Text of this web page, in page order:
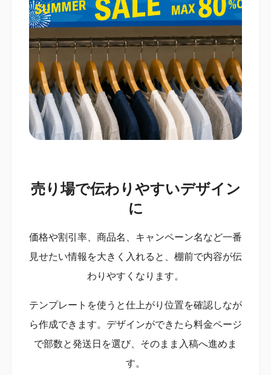
売り場で伝わりやすいデザイン
に
価格や割引率、商品名、キャンペーン名など一番
見せたい情報を大きく入れると、棚前で内容が伝
わりやすくなります。
テンプレートを使うと仕上がり位置を確認しなが
ら作成できます。デザインができたら料金ページ
で部数と発送日を選び、そのまま入稿へ進めま
す。